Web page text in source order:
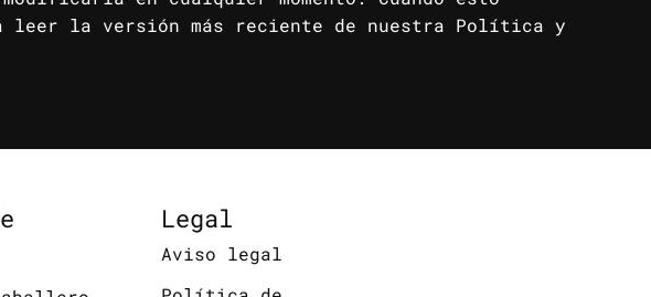
leer la versión más reciente de nuestra Política y
Legal
Aviso legal